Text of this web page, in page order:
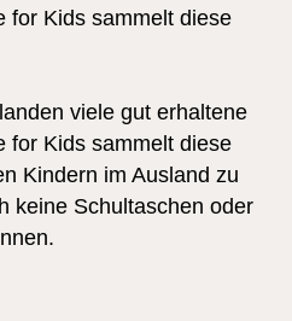
for Kids sammelt diese
viele gut erhaltene
for Kids sammelt diese
Kindern im Ausland zu
keine Schultaschen oder